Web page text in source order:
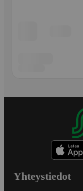
Yhteystiedot